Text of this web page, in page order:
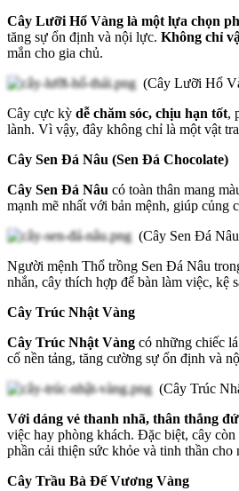
Cây Lưỡi Hổ Vàng là một lựa chọn
tăng sự ổn định và nội lực. Không chỉ
mắn cho gia chủ.
(Cây Lưỡi Hổ
Cây cực kỳ dễ chăm sóc, chịu hạn tốt,
lành. Vì vậy, đây không chỉ là một vật
Cây Sen Đá Nâu (Sen Đá Chocolate)
Cây Sen Đá Nâu có toàn thân mang
mạnh mẽ nhất với bản mệnh, giúp củng
(Cây Sen Đá
Người mệnh Thổ trồng Sen Đá Nâu
nhắn, cây thích hợp để bàn làm việc, kệ
Cây Trúc Nhật Vàng
Cây Trúc Nhật Vàng có những chiếc
cố nền tảng, tăng cường sự ổn định và
(Cây Trúc
Với dáng vẻ thanh nhã, thân thẳng
việc hay phòng khách. Đặc biệt, cây
phần cải thiện sức khỏe và tinh thần cho
Cây Trầu Bà Đế Vương Vàng